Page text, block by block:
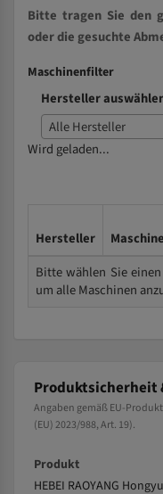
Bitte tragen Sie den
oder die gesuchte
Maschinenfilter
Hersteller
Alle Hersteller
Wird geladen...
Hersteller Maschine
Bitte wählen Sie
um alle Maschinen
Produktsicherheit
Angaben gemäß EU-
(EU) 2023/988, Art. 19).
Produkt
HEBEI RAOYANG